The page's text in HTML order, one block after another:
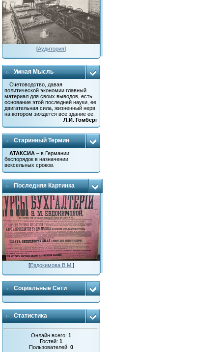
[Аудитория]
Умная Мысль
Счетоводство, давая
политической экономии главный
материал для своих выводов, есть
основание этой последней науки, ее
двигательная сила, жизненный нерв,
на котором зиждется все здание ее.
Л.И. Гомберг
Старинный Термин
АТАКСИА – в Германии:
беспорядок в назначении
вексельных сроков.
Последняя Картинка
[Евдокимова В.М. ]
Социальные Сети
Статистика
Онлайн всего:1
Гостей:1
Пользователей:0